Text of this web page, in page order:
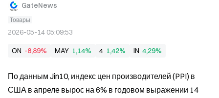
GateNews
Товары
2026-05-14 05:09:53
ON -8,89% MAY 1,14% 4 1,42% IN 4,29%
По данным Jin10, индекс цен производителей (PPI) в
США в апреле вырос на 6% в годовом выражении 14